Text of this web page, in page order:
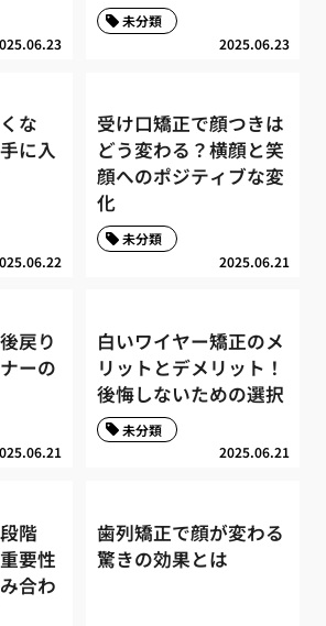
2025.06.23
未分類
な
に入
受け口矯正で顔つきは
どう変わる？横顔と笑
顔へのポジティブな変
化
2025.06.21
未分類
戻り
ーの
白いワイヤー矯正のメ
リットとデメリット！
後悔しないための選択
2025.06.21
未分類
階
要性
合わ
歯列矯正で顔が変わる
驚きの効果とは